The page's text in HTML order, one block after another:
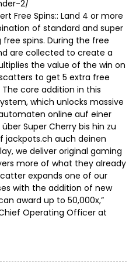
2/
Free Spins:: Land 4 or more
of standard and super
spins. During the free
are collected to create a
the value of the win on
to get 5 extra free
The core addition in this
which unlocks massive
online auf einer
Super Cherry bis hin zu
jackpots.ch auch deinen
we deliver original gaming
more of what they already
expands one of our
with the addition of new
award up to 50,000x,”
Operating Officer at